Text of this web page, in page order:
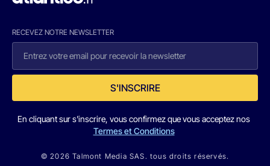
RECEVEZ NOTRE NEWSLETTER
S'INSCRIRE
En cliquant sur s'inscrire, vous confirmez que vous acceptez nos
Termes et Conditions
© 2026 Talmont Media SAS. tous droits réservés.